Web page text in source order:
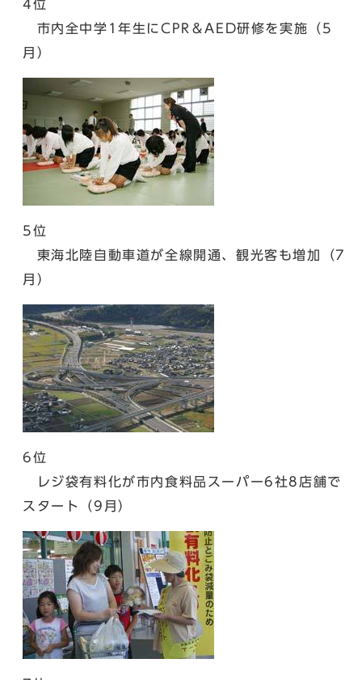
4位
市内全中学1年生にCPR＆AED研修を実施（5
月）
5位
東海北陸自動車道が全線開通、観光客も増加（7
月）
6位
レジ袋有料化が市内食料品スーパー6社8店舗で
スタート（9月）